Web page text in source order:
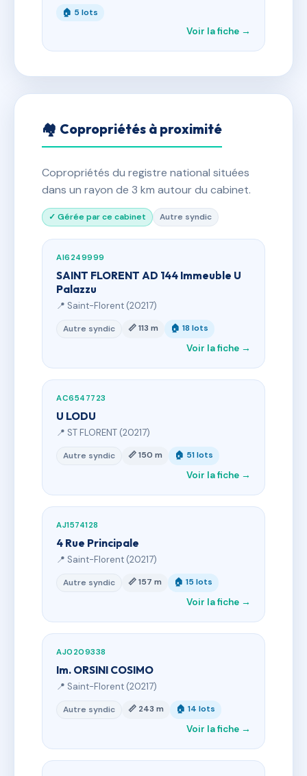
🏠 5 lots
Voir la fiche →
🏘 Copropriétés à proximité
Copropriétés du registre national situées
dans un rayon de 3 km autour du cabinet.
✓ Gérée par ce cabinet Autre syndic
AI6249999
SAINT FLORENT AD 144 Immeuble U
Palazzu
📍 Saint-Florent (20217)
Autre syndic 📏 113 m 🏠 18 lots
Voir la fiche →
AC6547723
U LODU
📍 ST FLORENT (20217)
Autre syndic 📏 150 m 🏠 51 lots
Voir la fiche →
AJ1574128
4 Rue Principale
📍 Saint-Florent (20217)
Autre syndic 📏 157 m 🏠 15 lots
Voir la fiche →
AJ0209338
Im. ORSINI COSIMO
📍 Saint-Florent (20217)
Autre syndic 📏 243 m 🏠 14 lots
Voir la fiche →